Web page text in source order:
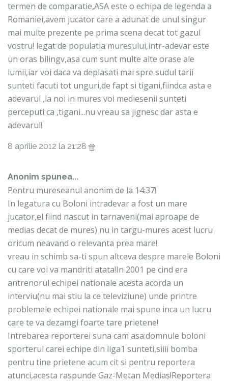
termen de comparatie,ASA este o echipa de legenda a
Romaniei,avem jucator care a adunat de unul singur
mai multe prezente pe prima scena decat tot gazul
vostru! legat de populatia muresului,intr-adevar este
un oras bilingv,asa cum sunt multe alte orase ale
lumii,iar voi daca va deplasati mai spre sudul tarii
sunteti facuti tot unguri,de fapt si tigani,fiindca asta e
adevarul ,la noi in mures voi mediesenii sunteti
perceputi ca ,tigani...nu vreau sa jignesc dar asta e
adevarul!
8 aprilie 2012 la 21:28
Anonim spunea...
Pentru mureseanul anonim de la 14:37!
In legatura cu Boloni intradevar a fost un mare
jucator,el fiind nascut in tarnaveni(mai aproape de
medias decat de mures) nu in targu-mures acest lucru
oricum neavand o relevanta prea mare!
vreau in schimb sa-ti spun altceva despre marele Boloni
cu care voi va mandriti atata!In 2001 pe cind era
antrenorul echipei nationale acesta acorda un
interviu(nu mai stiu la ce televiziune) unde printre
problemele echipei nationale mai spune inca un lucru
care te va dezamgi foarte tare prietene!
Intrebarea reporterei suna cam asa:domnule boloni
sporterul carei echipe din liga1 sunteti,siiii bomba
pentru tine prietene acum cit si pentru reportera
atunci,acesta raspunde Gaz-Metan Medias!Reportera